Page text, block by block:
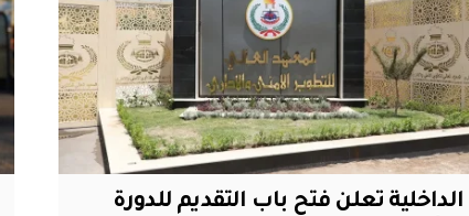
الداخلية تعلن فتح باب التقديم للدورة